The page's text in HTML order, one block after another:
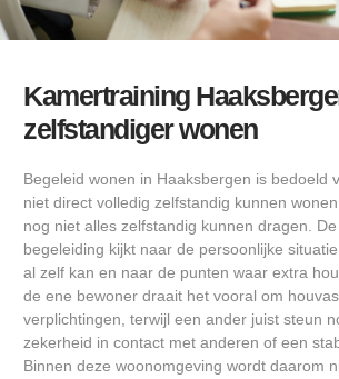
Kamertraining
zelfstandiger wonen
Begeleid wonen in Haaksbergen is bedoeld
niet direct volledig zelfstandig kunnen
nog niet alles zelfstandig kunnen dragen.
begeleiding kijkt naar de persoonlijke
al zelf kan en naar de punten waar extra
de ene bewoner draait het vooral om
verplichtingen, terwijl een ander juist steun
zekerheid in contact met anderen of een
Binnen deze woonomgeving wordt daarom